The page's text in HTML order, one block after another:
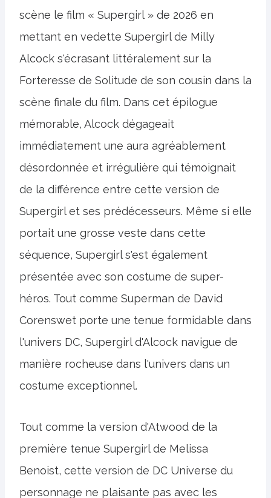
scène le film « Supergirl » de 2026 en
mettant en vedette Supergirl de Milly
Alcock s'écrasant littéralement sur la
Forteresse de Solitude de son cousin dans la
scène finale du film. Dans cet épilogue
mémorable, Alcock dégageait
immédiatement une aura agréablement
désordonnée et irrégulière qui témoignait
de la différence entre cette version de
Supergirl et ses prédécesseurs. Même si elle
portait une grosse veste dans cette
séquence, Supergirl s'est également
présentée avec son costume de super-
héros. Tout comme Superman de David
Corenswet porte une tenue formidable dans
l'univers DC, Supergirl d'Alcock navigue de
manière rocheuse dans l'univers dans un
costume exceptionnel.
Tout comme la version d'Atwood de la
première tenue Supergirl de Melissa
Benoist, cette version de DC Universe du
personnage ne plaisante pas avec les